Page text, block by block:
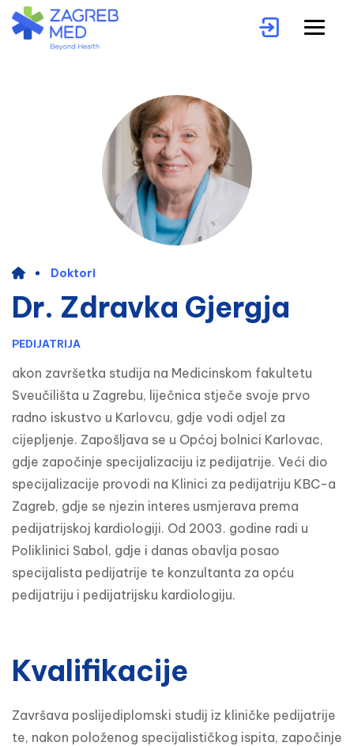
Doktori
Dr. Zdravka Gjergja
PEDIJATRIJA
akon završetka studija na Medicinskom fakultetu
Sveučilišta u Zagrebu, liječnica stječe svoje prvo
radno iskustvo u Karlovcu, gdje vodi odjel za
cijepljenje. Zapošljava se u Općoj bolnici Karlovac,
gdje započinje specijalizaciju iz pedijatrije. Veći dio
specijalizacije provodi na Klinici za pedijatriju KBC-a
Zagreb, gdje se njezin interes usmjerava prema
pedijatrijskoj kardiologiji. Od 2003. godine radi u
Poliklinici Sabol, gdje i danas obavlja posao
specijalista pedijatrije te konzultanta za opću
pedijatriju i pedijatrijsku kardiologiju.
Kvalifikacije
Završava poslijediplomski studij iz kliničke pedijatrije
te, nakon položenog specijalističkog ispita, započinje